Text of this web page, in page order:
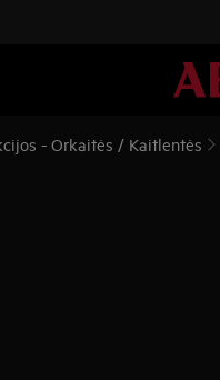
- Orkaitės / Kaitlentės